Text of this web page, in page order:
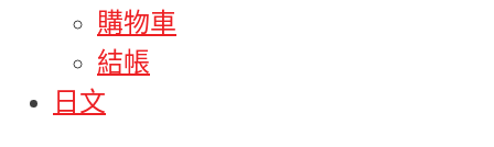
購物車
結帳
日文